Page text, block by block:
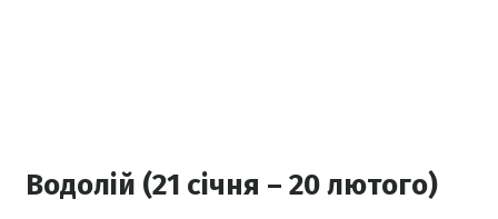
Водолій (21 січня – 20 лютого)